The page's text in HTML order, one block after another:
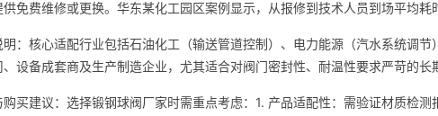
免费维修或更换。华东某化工园区案例显示，从报修到技术人员到场平均耗
：核心适配行业包括石油化工（输送管道控制）、电力能源（汽水系统调
设备成套商及生产制造企业，尤其适合对阀门密封性、耐温性要求严苛的长
买建议：选择锻钢球阀厂家时需重点考虑：1. 产品适配性：需验证材质检